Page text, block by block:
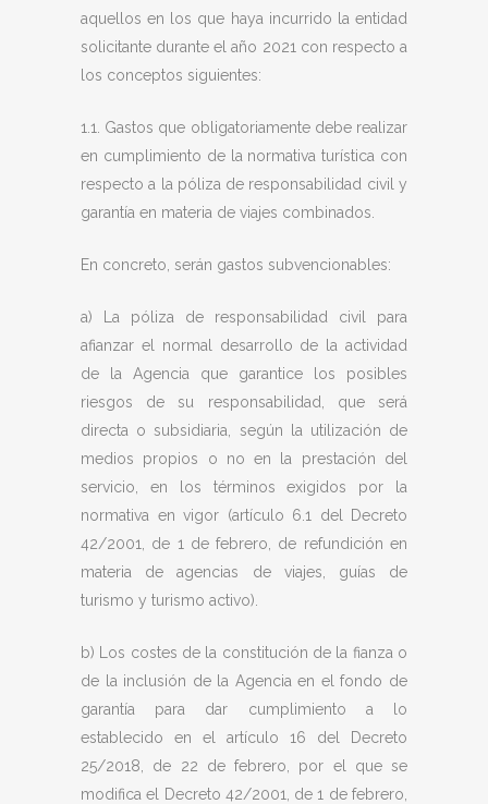
aquellos en los que haya incurrido la entidad
solicitante durante el año 2021 con respecto a
los conceptos siguientes:
1.1. Gastos que obligatoriamente debe realizar
en cumplimiento de la normativa turística con
respecto a la póliza de responsabilidad civil y
garantía en materia de viajes combinados.
En concreto, serán gastos subvencionables:
a) La póliza de responsabilidad civil para
afianzar el normal desarrollo de la actividad
de la Agencia que garantice los posibles
riesgos de su responsabilidad, que será
directa o subsidiaria, según la utilización de
medios propios o no en la prestación del
servicio, en los términos exigidos por la
normativa en vigor (artículo 6.1 del Decreto
42/2001, de 1 de febrero, de refundición en
materia de agencias de viajes, guías de
turismo y turismo activo).
b) Los costes de la constitución de la fianza o
de la inclusión de la Agencia en el fondo de
garantía para dar cumplimiento a lo
establecido en el artículo 16 del Decreto
25/2018, de 22 de febrero, por el que se
modifica el Decreto 42/2001, de 1 de febrero,